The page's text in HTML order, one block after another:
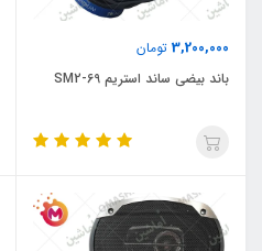
3,200,000 تومان
باند بیضی ساند استریم SM2-69